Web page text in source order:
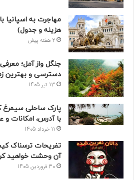
مهاجرت به اسپانیا
هزینه و جدول)
2 هفته پیش
جنگل واز آمل؛
دسترسی و بهترین
13 تیر 1405
پارک ساحلی سیمرغ
با آدرس، امکانات
11 خرداد 1405
تفریحات ترسناک
آن وحشت خواهید
30 فروردین 1405